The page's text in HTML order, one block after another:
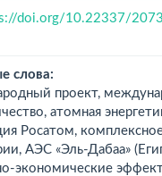
doi.org/10.22337/
слова:
проект,
атомная
Росатом,
АЭС «Эль-Дабаа»
экономические